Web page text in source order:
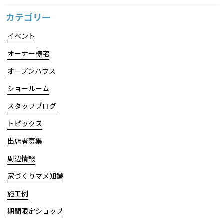
カテゴリー
イベント
オーナー様宅
オープンハウス
ショールーム
スタッフブログ
トピックス
出店者募集
周辺情報
家づくりマメ知識
施工例
期間限定ショップ